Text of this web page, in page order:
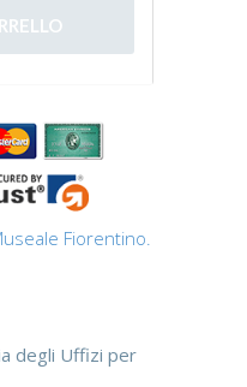
Fiorentino.
degli Uffizi per